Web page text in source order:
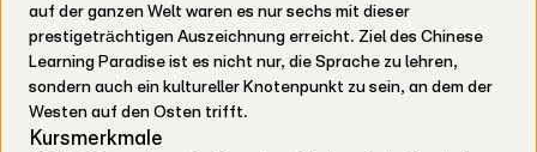
auf der ganzen Welt waren es nur sechs mit dieser
prestigeträchtigen Auszeichnung erreicht. Ziel des Chinese
Learning Paradise ist es nicht nur, die Sprache zu lehren,
sondern auch ein kultureller Knotenpunkt zu sein, an dem der
Westen auf den Osten trifft.
Kursmerkmale